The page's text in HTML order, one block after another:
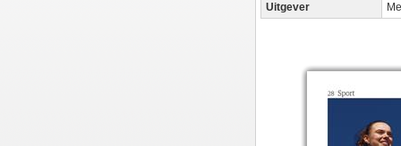
Uitgever